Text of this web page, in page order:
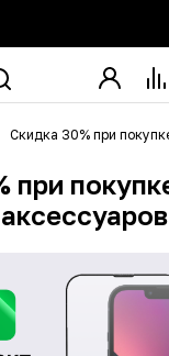
Скидка 30% при
при